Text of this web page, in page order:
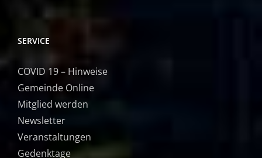
SERVICE
COVID 19 – Hinweise
Gemeinde Online
Mitglied werden
Newsletter
Veranstaltungen
Gedenktage